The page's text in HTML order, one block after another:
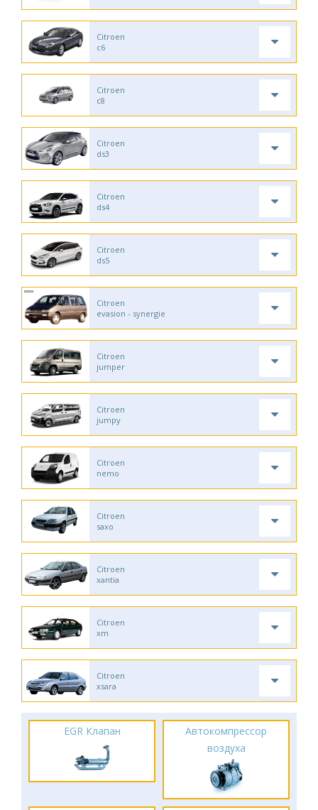
Citroen
c6
Citroen
c8
Citroen
ds3
Citroen
ds4
Citroen
ds5
Citroen
evasion - synergie
Citroen
jumper
Citroen
jumpy
Citroen
nemo
Citroen
saxo
Citroen
xantia
Citroen
xm
Citroen
xsara
EGR Клапан
Автокомпрессор
воздуха